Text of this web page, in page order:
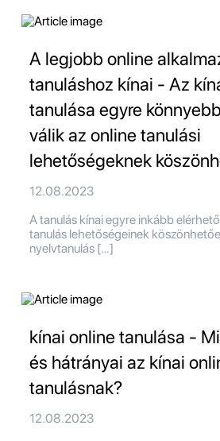
A legjobb online
tanuláshoz kínai - Az
tanulása egyre
válik az online tanulási
lehetőségeknek
12.08.2023
A tanulás kínai egyre inkább
tanulás lehetőségeinek
nyelvtanulás […]
kínai online tanulása -
és hátrányai az kínai
tanulásnak?
12.08.2023